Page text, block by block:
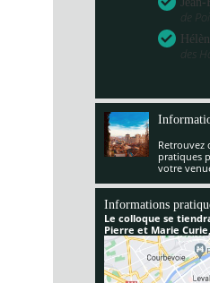
de
des
Retrouvez
pratiques
votre
Informations
Le colloque se
Pierre et Marie